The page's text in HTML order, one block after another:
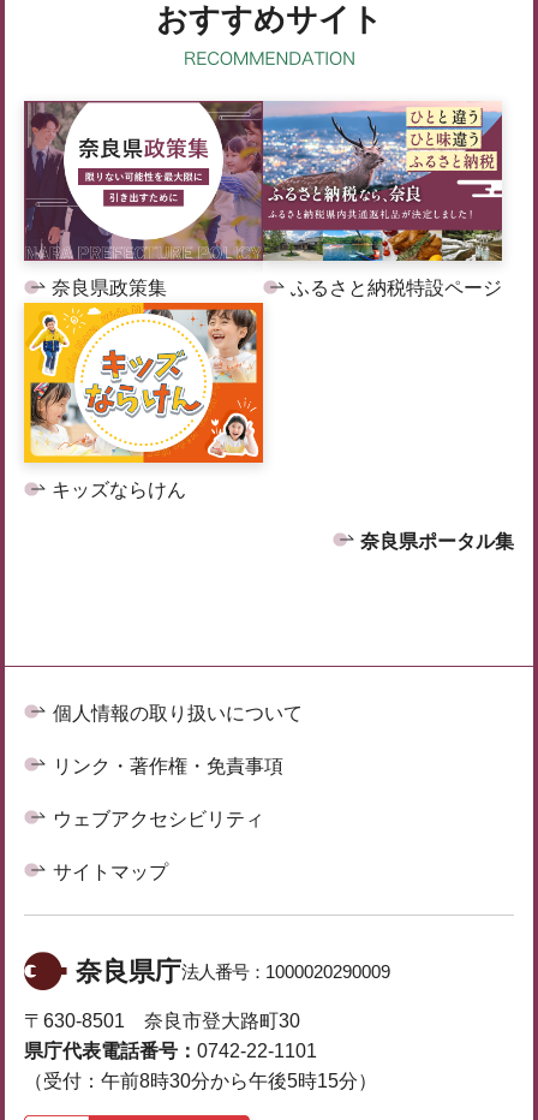
おすすめサイト
奈良県政策集 ふるさと納税特設ページ
キッズならけん
奈良県ポータル集
個人情報の取り扱いについて
リンク・著作権・免責事項
ウェブアクセシビリティ
サイトマップ
奈良県庁法人番号： 1000020290009
〒630-8501 奈良市登大路町30
県庁代表電話番号： 0742-22-1101
（受付：午前8時30分から午後5時15分）